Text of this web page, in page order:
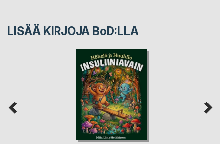
LISÄÄ KIRJOJA BoD:LLA